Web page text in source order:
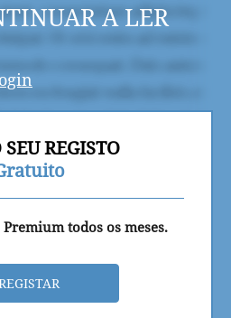
A LER
REGISTO
todos os meses.